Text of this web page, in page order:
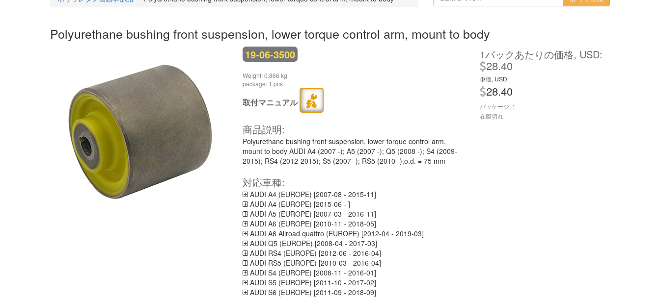
Polyurethane bushing front suspension, lower torque control arm, mount to body
19-06-3500
Weight: 0.866 kg
package: 1 pcs.
取付マニュアル
商品説明:
Polyurethane bushing front suspension, lower torque control arm,
mount to body AUDI A4 (2007 -); A5 (2007 -); Q5 (2008 -); S4 (2009-
2015); RS4 (2012-2015); S5 (2007 -); RS5 (2010 -),o.d. = 75 mm
対応車種:
AUDI A4 (EUROPE) [2007-08 - 2015-11]
AUDI A4 (EUROPE) [2015-06 - ]
AUDI A5 (EUROPE) [2007-03 - 2016-11]
AUDI A6 (EUROPE) [2010-11 - 2018-05]
AUDI A6 Allroad quattro (EUROPE) [2012-04 - 2019-03]
AUDI Q5 (EUROPE) [2008-04 - 2017-03]
AUDI RS4 (EUROPE) [2012-06 - 2016-04]
AUDI RS5 (EUROPE) [2010-03 - 2016-04]
AUDI S4 (EUROPE) [2008-11 - 2016-01]
AUDI S5 (EUROPE) [2011-10 - 2017-02]
AUDI S6 (EUROPE) [2011-09 - 2018-09]
1パックあたりの価格, USD:
28.40
単価, USD:
28.40
パッケージ: 1
在庫切れ